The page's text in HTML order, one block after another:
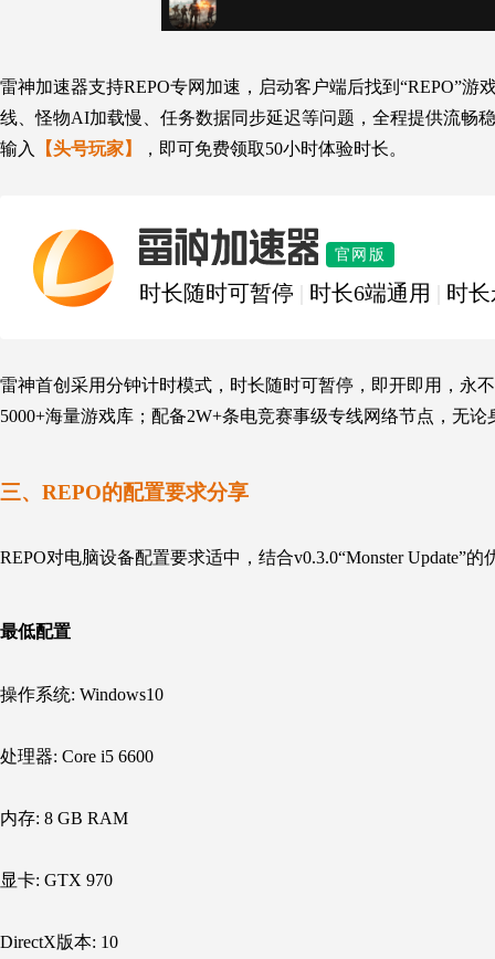
雷神加速器支持REPO专网加速，启动客户端后找到“REPO”
线、怪物AI加载慢、任务数据同步延迟等问题，全程提供流畅
输入
【头号玩家】 ，即可免费领取50小时体验时长。
雷神加速器 官网版
时长随时可暂停 时长6端通用 时
雷神首创采用分钟计时模式，时长随时可暂停，即开即用，永
5000+海量游戏库；配备2W+条电竞赛事级专线网络节点，无
三、REPO的配置要求分享
REPO对电脑设备配置要求适中，结合v0.3.0“Monster Update”的
最低配置
操作系统: Windows10
处理器: Core i5 6600
内存: 8 GB RAM
显卡: GTX 970
DirectX版本: 10